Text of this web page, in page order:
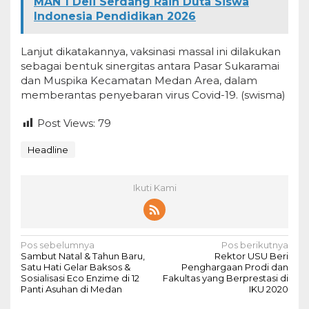
Indonesia Pendidikan 2026
Lanjut dikatakannya, vaksinasi massal ini dilakukan
sebagai bentuk sinergitas antara Pasar Sukaramai
dan Muspika Kecamatan Medan Area, dalam
memberantas penyebaran virus Covid-19. (swisma)
Post Views: 79
Headline
Ikuti Kami
N
a
v
Pos sebelumnya
Sambut Natal & Tahun Baru,
Satu Hati Gelar Baksos &
Sosialisasi Eco Enzime di 12
Panti Asuhan di Medan
Pos berikutnya
Rektor USU Beri
Penghargaan Prodi dan
Fakultas yang Berprestasi di
IKU 2020